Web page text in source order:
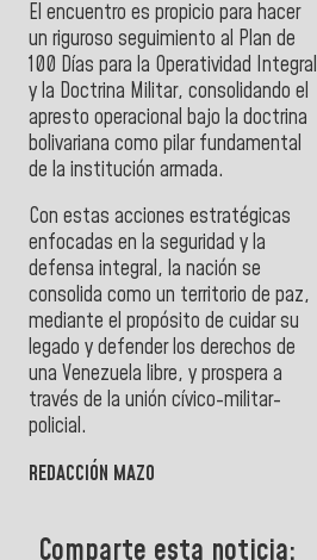
El encuentro es propicio para hacer
un riguroso seguimiento al Plan de
100 Días para la Operatividad Integral
y la Doctrina Militar, consolidando el
apresto operacional bajo la doctrina
bolivariana como pilar fundamental
de la institución armada.
Con estas acciones estratégicas
enfocadas en la seguridad y la
defensa integral, la nación se
consolida como un territorio de paz,
mediante el propósito de cuidar su
legado y defender los derechos de
una Venezuela libre, y prospera a
través de la unión cívico-militar-
policial.
REDACCIÓN MAZO